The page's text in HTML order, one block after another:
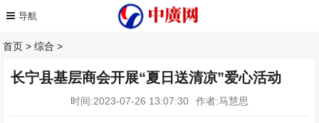
首页 >综合 >
长宁县基层商会开展“夏日送清凉”爱心活动
时间:2023-07-26 13:07:30 作者:马慧思